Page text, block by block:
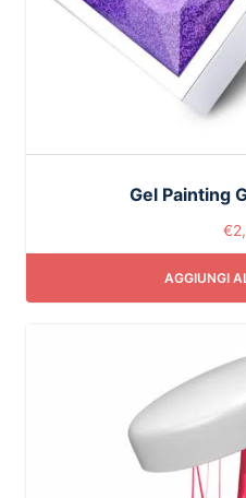
Gel Painting
€
AGGIUNGI